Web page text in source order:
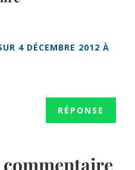
4 DÉCEMBRE 2012 À
RÉPONSE